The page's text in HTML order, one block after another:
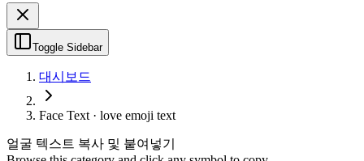
Toggle Sidebar
대시보드
Face Text · love emoji text
얼굴 텍스트 복사 및 붙여넣기